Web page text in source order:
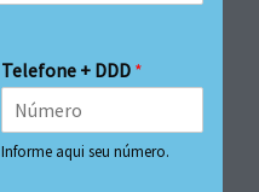
Telefone + DDD *
Informe aqui seu número.